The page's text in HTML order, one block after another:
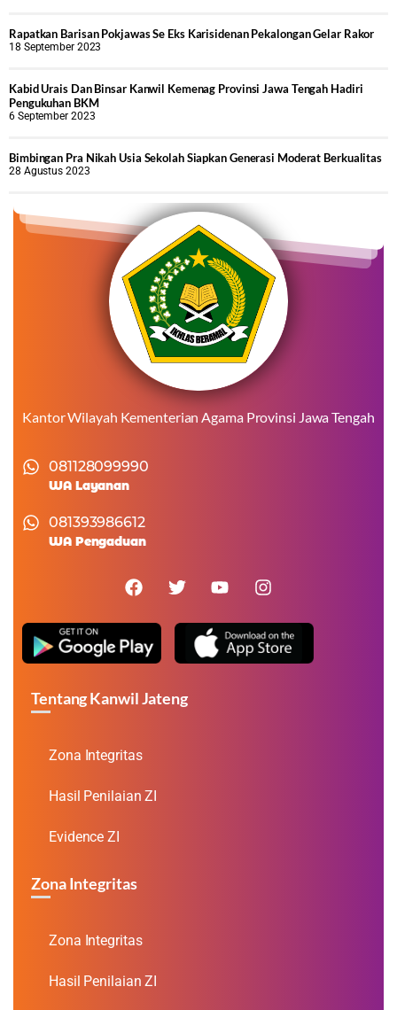
Rapatkan Barisan Pokjawas Se Eks Karisidenan Pekalongan Gelar Rakor
18 September 2023
Kabid Urais Dan Binsar Kanwil Kemenag Provinsi Jawa Tengah Hadiri
Pengukuhan BKM
6 September 2023
Bimbingan Pra Nikah Usia Sekolah Siapkan Generasi Moderat Berkualitas
28 Agustus 2023
Kantor Wilayah Kementerian Agama Provinsi Jawa Tengah
081128099990
WA Layanan
081393986612
WA Pengaduan
Tentang Kanwil Jateng
Zona Integritas
Hasil Penilaian ZI
Evidence ZI
Zona Integritas
Zona Integritas
Hasil Penilaian ZI